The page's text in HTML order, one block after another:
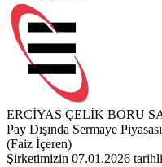
ERCİYAS ÇELİK BORU
Pay Dışında Sermaye
(Faiz İçeren)
Şirketimizin 07.01.2026 tarihli